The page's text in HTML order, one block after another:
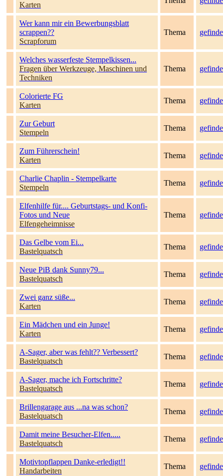
Karten
Wer kann mir ein Bewerbungsblatt
scrappen??
Scrapforum
Thema
Welches wasserfeste Stempelkissen...
Fragen über Werkzeuge, Maschinen und
Techniken
Thema
Colorierte FG
Karten
Thema
Zur Geburt
Stempeln
Thema
Zum Führerschein!
Karten
Thema
Charlie Chaplin - Stempelkarte
Stempeln
Thema
Elfenhilfe für.... Geburtstags- und Konfi-
Fotos und Neue
Elfengeheimnisse
Thema
Das Gelbe vom Ei...
Bastelquatsch
Thema
Neue PiB dank Sunny79...
Bastelquatsch
Thema
Zwei ganz süße...
Karten
Thema
Ein Mädchen und ein Junge!
Karten
Thema
A-Sager, aber was fehlt?? Verbessert?
Bastelquatsch
Thema
A-Sager, mache ich Fortschritte?
Bastelquatsch
Thema
Brillengarage aus ...na was schon?
Bastelquatsch
Thema
Damit meine Besucher-Elfen.....
Bastelquatsch
Thema
Motivtopflappen Danke-erledigt!!
Handarbeiten
Thema